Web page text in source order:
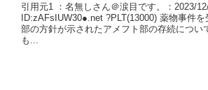
引用元1 ：名無しさん＠涙目です。：2023/
ID:zAFsIUW30●.net ?PLT(13000) 薬物事件
部の方針が示されたアメフト部の存続につい
も...